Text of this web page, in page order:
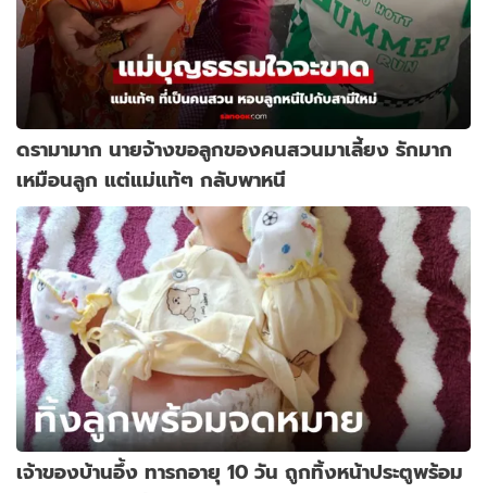
ดรามามาก นายจ้างขอลูกของคนสวนมาเลี้ยง รักมาก
เหมือนลูก แต่แม่แท้ๆ กลับพาหนี
เจ้าของบ้านอึ้ง ทารกอายุ 10 วัน ถูกทิ้งหน้าประตูพร้อม